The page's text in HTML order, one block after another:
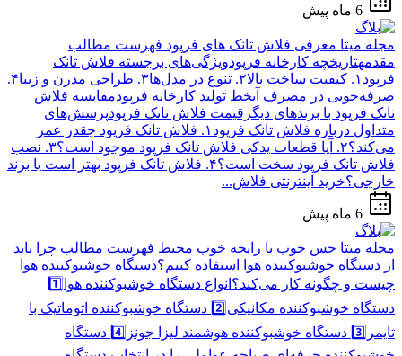
6 ماه پیش
مجله میتا معرفی فلاش تانک های فرپود فهرست مطالب
مقدمهتاریخچه کارخانه فرپودویژگی‌های برجسته فلاش تانک
فرپود۱. کیفیت ساخت بالا۲. تنوع در مدل‌ها۳. طراحی مدرن و زیبا۴.
صرفه‌جویی در مصرف آبخط تولید کارخانه فرپودمقایسه فلاش
تانک فرپود با برندهای دیگرقیمت فلاش تانک فرپودپرسش‌های
متداول درباره فلاش تانک فرپود۱. فلاش تانک فرپود چقدر عمر
می‌کند؟۲. آیا قطعات یدکی فلاش تانک فرپود موجود است؟۳. نصب
فلاش تانک فرپود سخت است؟۴. فلاش تانک فرپود بهتر است یا برند
خارجی؟خرید اینترنتی فلاش...
6 ماه پیش
مجله میتا حس خوب با رایحه خوب محیط فهرست مطالب چرا باید
از دستگاه خوشبوکننده هوا استفاده کنیم؟دستگاه خوشبوکننده هوا
چیست و چگونه کار می‌کند؟انواع دستگاه خوشبوکننده هوا1️⃣
دستگاه خوشبوکننده مکانیکی2️⃣ دستگاه خوشبوکننده اتوماتیک با
تایمر3️⃣ دستگاه خوشبوکننده هوشمند لیزا جونز4️⃣ دستگاه